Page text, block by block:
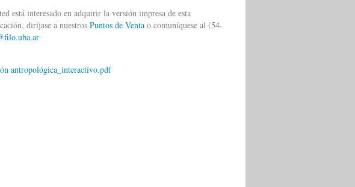
está interesado en adquirir la versión impresa de esta
diríjase a nuestros Puntos de Venta o comuníquese al (54-
antropológica_interactivo.pdf